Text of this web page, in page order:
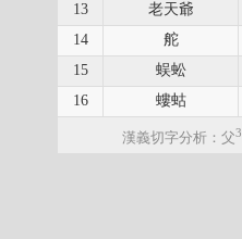
13 老天爺
14 舵
15 蜈蚣
16 螻蛄
漢義切字分析：父3